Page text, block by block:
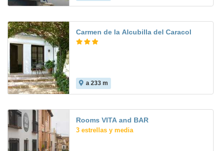
Carmen de la Alcubilla del Caracol
a 233 m
Rooms VITA and BAR
3 estrellas y media